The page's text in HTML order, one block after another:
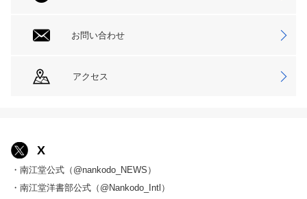
お問い合わせ
アクセス
X
・南江堂公式（@nankodo_NEWS）
・南江堂洋書部公式（@Nankodo_Intl）